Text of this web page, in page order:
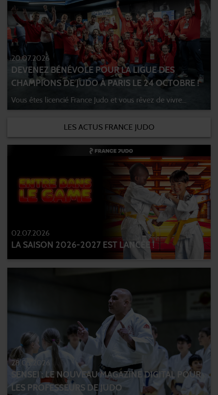
LES ACTUS FRANCE JUDO
20.07.2026
DEVENEZ BÉNÉVOLE POUR LA LIGUE DES
CHAMPIONS DE JUDO À PARIS LE 24 OCTOBRE !
Vous êtes licencié France Judo et vous rêvez de vivre...
02.07.2026
LA SAISON 2026-2027 EST LANCÉE !
28.05.2026
SENSEI : LE NOUVEAU MAGAZINE DIGITAL POUR
LES PROFESSEURS DE JUDO